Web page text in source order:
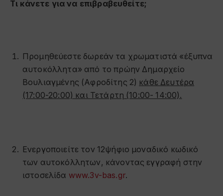
Τι κάνετε για να επιβραβευθείτε;
Προμηθεύεστε δωρεάν τα χρωματιστά «έξυπνα
αυτοκόλλητα» από το πρώην Δημαρχείο
Βουλιαγμένης (Αφροδίτης 2) κάθε Δευτέρα
(17:00-20:00) και Τετάρτη (10:00- 14:00).
Ενεργοποιείτε τον 12ψήφιο μοναδικό κωδικό
των αυτοκόλλητων, κάνοντας εγγραφή στην
ιστοσελίδα www.3v-bas.gr.